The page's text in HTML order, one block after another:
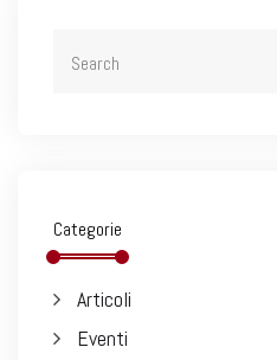
Categorie
Articoli
Eventi